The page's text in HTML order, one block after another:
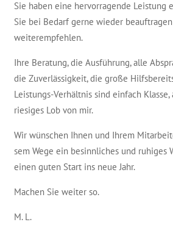
Sie haben eine her­vor­ra­gen­de Leis­tung
Sie bei Bedarf ger­ne wie­der
weiterempfehlen.
Ihre Bera­tung, die Aus­füh­rung, alle
die Zuver­läs­sig­keit, die gro­ße
Leis­tungs-Ver­hält­nis sind ein­fach
rie­si­ges Lob von mir.
Wir wün­schen Ihnen und Ihrem
sem Wege ein besinn­li­ches und ruhi­ges
einen guten Start ins neue Jahr.
Machen Sie wei­ter so.
M. L.